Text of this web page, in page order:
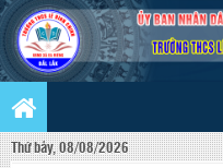
Thứ bảy, 08/08/2026